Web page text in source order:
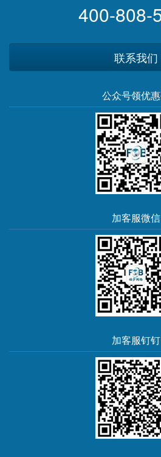
400-808-
联系我们
公众号领优
加客服微信
加客服钉钉